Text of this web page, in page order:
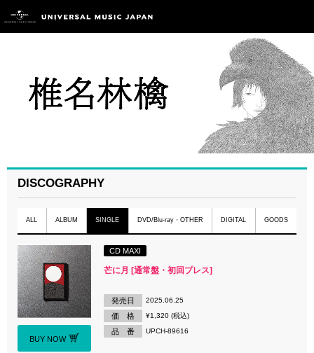
DISCOGRAPHY
ALL ALBUM SINGLE DVD/Blu-ray・OTHER DIGITAL GOODS
BUY NOW
CD MAXI
芒に月 [通常盤・初回プレス]
発売日 2025.06.25
価 格 ¥1,320 (税込)
品 番 UPCH-89616